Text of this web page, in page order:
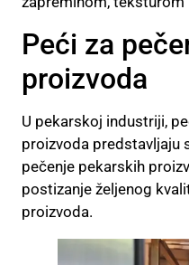
Peći za
proizvoda
U pekarskoj industriji,
proizvoda predstavljaju
pečenje pekarskih
postizanje željenog
proizvoda.